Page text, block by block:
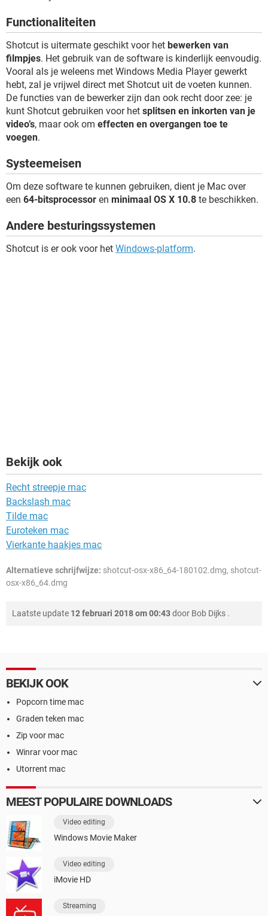
Functionaliteiten
Shotcut is uitermate geschikt voor het bewerken van
filmpjes. Het gebruik van de software is kinderlijk eenvoudig.
Vooral als je weleens met Windows Media Player gewerkt
hebt, zal je vrijwel direct met Shotcut uit de voeten kunnen.
De functies van de bewerker zijn dan ook recht door zee: je
kunt Shotcut gebruiken voor het splitsen en inkorten van je
video’s, maar ook om effecten en overgangen toe te
voegen.
Systeemeisen
Om deze software te kunnen gebruiken, dient je Mac over
een 64-bitsprocessor en minimaal OS X 10.8 te beschikken.
Andere besturingssystemen
Shotcut is er ook voor het Windows-platform.
Bekijk ook
Recht streepje mac
Backslash mac
Tilde mac
Euroteken mac
Vierkante haakjes mac
Alternatieve schrijfwijze: shotcut-osx-x86_64-180102.dmg, shotcut-
osx-x86_64.dmg
Laatste update 12 februari 2018 om 00:43door Bob Dijks .
BEKIJK OOK
Popcorn time mac
Graden teken mac
Zip voor mac
Winrar voor mac
Utorrent mac
MEEST POPULAIRE DOWNLOADS
Video editing
Windows Movie Maker
Video editing
iMovie HD
Streaming